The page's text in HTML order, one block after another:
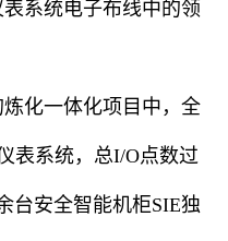
系统电子布线中的领
化一体化项目中，全
表系统，总I/O点数过
台安全智能机柜SIE独